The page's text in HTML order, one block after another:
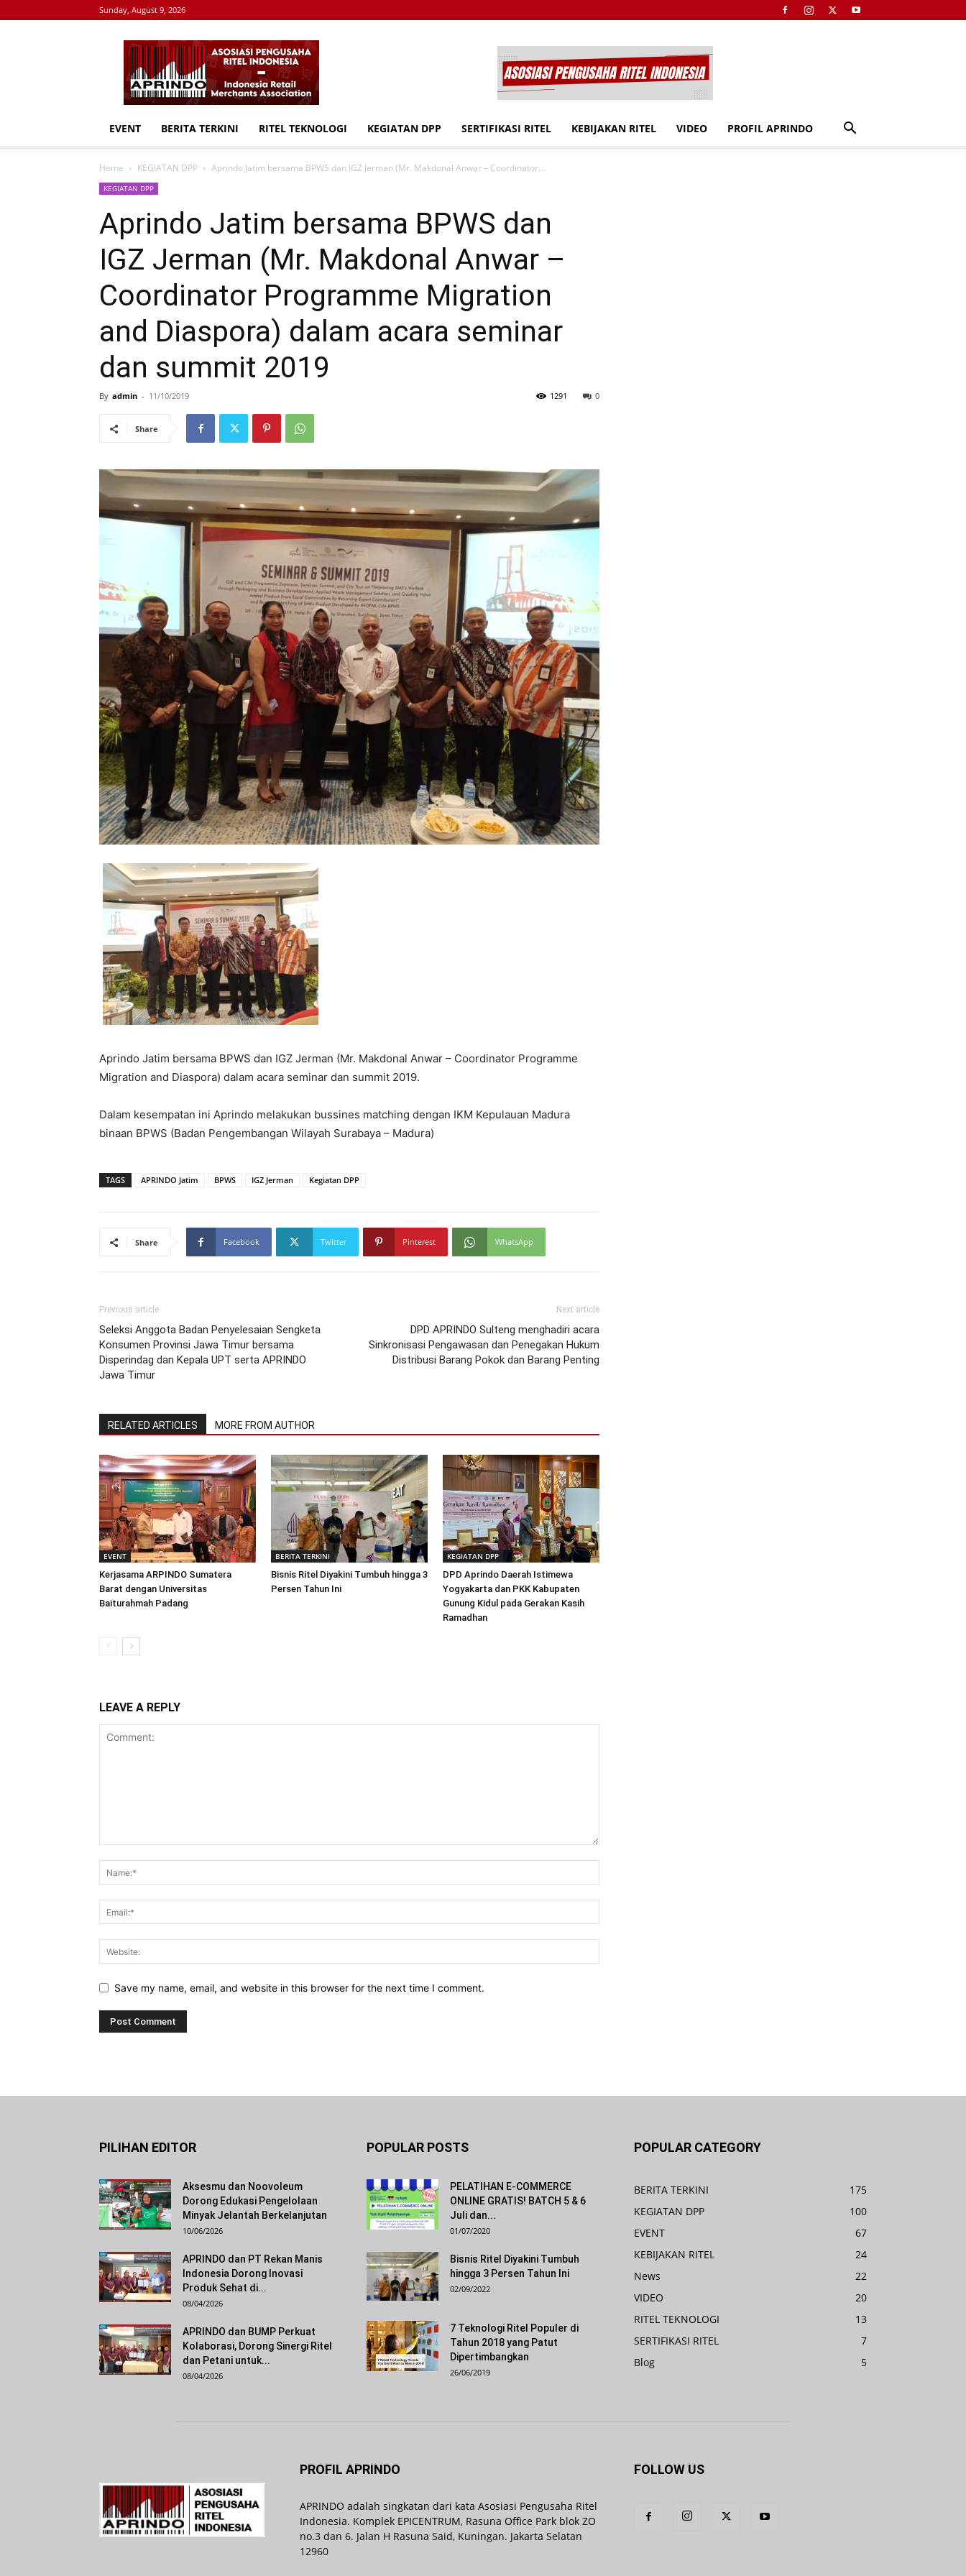
Sunday, August 9, 2026
APRINDO
EVENT BERITA TERKINI RITEL TEKNOLOGI KEGIATAN DPP SERTIFIKASI RITEL KEBIJAKAN RITEL VIDEO PROFIL APRINDO
Home KEGIATAN DPP Aprindo Jatim bersama BPWS dan IGZ Jerman (Mr. Makdonal Anwar – Coordinator...
KEGIATAN DPP
Aprindo Jatim bersama BPWS dan
IGZ Jerman (Mr. Makdonal Anwar –
Coordinator Programme Migration
and Diaspora) dalam acara seminar
dan summit 2019
By admin - 11/10/2019 0
1291
Share
Aprindo Jatim bersama BPWS dan IGZ Jerman (Mr. Makdonal Anwar – Coordinator Programme
Migration and Diaspora) dalam acara seminar dan summit 2019.
Dalam kesempatan ini Aprindo melakukan bussines matching dengan IKM Kepulauan Madura
binaan BPWS (Badan Pengembangan Wilayah Surabaya – Madura)
TAGS APRINDO Jatim BPWS IGZ Jerman Kegiatan DPP
Share Facebook Twitter Pinterest WhatsApp
Previous article
Seleksi Anggota Badan Penyelesaian Sengketa
Konsumen Provinsi Jawa Timur bersama
Disperindag dan Kepala UPT serta APRINDO
Jawa Timur
Next article
DPD APRINDO Sulteng menghadiri acara
Sinkronisasi Pengawasan dan Penegakan Hukum
Distribusi Barang Pokok dan Barang Penting
RELATED ARTICLES MORE FROM AUTHOR
EVENT
Kerjasama ARPINDO Sumatera
Barat dengan Universitas
Baiturahmah Padang
BERITA TERKINI
Bisnis Ritel Diyakini Tumbuh hingga 3
Persen Tahun Ini
KEGIATAN DPP
DPD Aprindo Daerah Istimewa
Yogyakarta dan PKK Kabupaten
Gunung Kidul pada Gerakan Kasih
Ramadhan
LEAVE A REPLY
Save my name, email, and website in this browser for the next time I comment.
PILIHAN EDITOR
Aksesmu dan Noovoleum
Dorong Edukasi Pengelolaan
Minyak Jelantah Berkelanjutan
10/06/2026
APRINDO dan PT Rekan Manis
Indonesia Dorong Inovasi
Produk Sehat di...
08/04/2026
APRINDO dan BUMP Perkuat
Kolaborasi, Dorong Sinergi Ritel
dan Petani untuk...
08/04/2026
POPULAR POSTS
PELATIHAN E-COMMERCE
ONLINE GRATIS! BATCH 5 & 6
Juli dan...
01/07/2020
Bisnis Ritel Diyakini Tumbuh
hingga 3 Persen Tahun Ini
02/09/2022
7 Teknologi Ritel Populer di
Tahun 2018 yang Patut
Dipertimbangkan
26/06/2019
POPULAR CATEGORY
BERITA TERKINI
175
KEGIATAN DPP
100
EVENT
67
KEBIJAKAN RITEL
24
News
22
VIDEO
20
RITEL TEKNOLOGI
13
SERTIFIKASI RITEL
7
Blog
5
PROFIL APRINDO
APRINDO adalah singkatan dari kata Asosiasi Pengusaha Ritel
Indonesia. Komplek EPICENTRUM, Rasuna Office Park blok ZO
no.3 dan 6. Jalan H Rasuna Said, Kuningan. Jakarta Selatan
12960
FOLLOW US